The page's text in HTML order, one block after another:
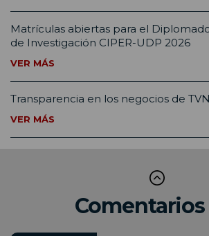
Matrículas abiertas para el
de Investigación CIPER-UDP 2026
VER MÁS
Transparencia en los negocios de TVN
VER MÁS
Comentarios